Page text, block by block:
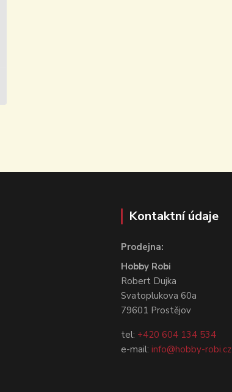
Kontaktní údaje
Prodejna:
Hobby Robi
Robert Dujka
Svatoplukova 60a
79601 Prostějov
tel: +420 604 134 534
e-mail:info@hobby-robi.cz